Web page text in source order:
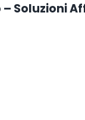
Soluzioni